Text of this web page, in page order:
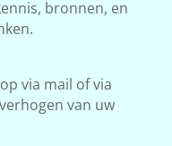
bronnen, en
via mail of via
van uw